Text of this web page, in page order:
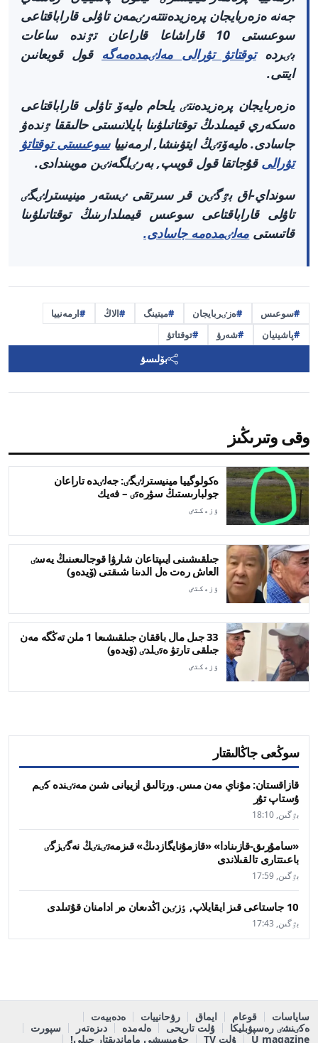
جەنە ەزەربايجان پرەزيدەنتتەرٸمەن تاۋلى قاراباقتاعى
سوعىستى 10 قاراشاعا قاراعان تٷندە ساعات
بٸردەتوقتاتۋ تۋرالى مەلٸمدەمەگە قول قويعانىن
ايتتى.
ەزەربايجان پرەزيدەنتٸ يلحام ەليەۆ تاۋلى قاراباقتاعى
ەسكەري قيمىلدىڭ توقتاتىلۋىنا بايلانىستى حالىققا ٷندەۋ
جاسادى. ەليەۆتٸڭ ايتۋىنشا, ارمەنيياسوعىستى توقتاتۋ
تۋرالى قۇجاتقا قول قويىپ, بەرٸلگەنٸن مويىندادى.
سونداي-اق بٷگٸن قر سىرتقى ٸستەر مينيسترلٸگٸ
تاۋلى قاراباقتاعى سوعىس قيمىلدارىنىڭ توقتاتىلۋىنا
قاتىستى مەلٸمدەمە جاسادى.
سوعىس ەزٸربايجان ميتينگ الاڭ
ارمەنييا
پاشينيان
شەرۋ توقتاتۋ
بۆلىسۋ
وقى وتىرىڭىز
ەكولوگييا مينيسترلٸگٸ: جەلٸدە تاراعان
جولبارىستىڭ سۋرەتٸ – فەيك
ٶزەكتٸ
جىلقىشىنى ايىپتاعان شارۋا قوجالىعىنىڭ يەسٸ
العاش رەت ەل الدىنا شىقتى (ۆيدەو)
ٶزەكتٸ
33 جىل مال باققان جىلقىشىعا 1 ملن تەڭگە مەن
جىلقى تارتۋ ەتٸلدٸ (ۆيدەو)
ٶزەكتٸ
سوڭعى جاڭالىقتار
قازاقستان: مۇناي مەن مىس. ورتالىق ازييانى شىن مەنٸندە كٸم
ۇستاپ تۇر
بٷگىن, 18:10
«سامۇرىق-قازىنادا» «قازمۇنايگازدىڭ» قىزمەتٸنٸڭ نەگٸزگٸ
باعىتتارى تالقىلاندى
بٷگىن, 17:59
10 جاستاعى قىز ايقايلاپ, ٶزٸن اڭدىعان ەر ادامنان قۇتىلدى
بٷگىن, 17:43
ساياسات قوعام ايماق رۋحانييات
ەدەبيەت
ەكٸنشٸ رەسپۋبليكا
ۇلت تاريحى ەلەمدە دىزەتەر
سپورت
U magazine
ۇلت TV
جۇمىسشى ماماندىقتار جىلى!